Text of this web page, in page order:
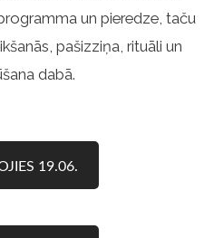
un pieredze, taču
pašizziņa, rituāli un
dabā.
19.06.